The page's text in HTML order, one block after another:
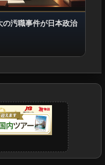
の汚職事件が日本政治